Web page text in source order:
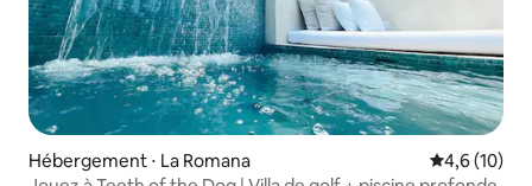
Hébergement ⋅ La Romana Évaluation
4,6 (10)